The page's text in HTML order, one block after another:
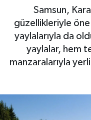
Samsun,
güzellikleriyle
yaylalarıyla da
yaylalar, hem
manzaralarıyla